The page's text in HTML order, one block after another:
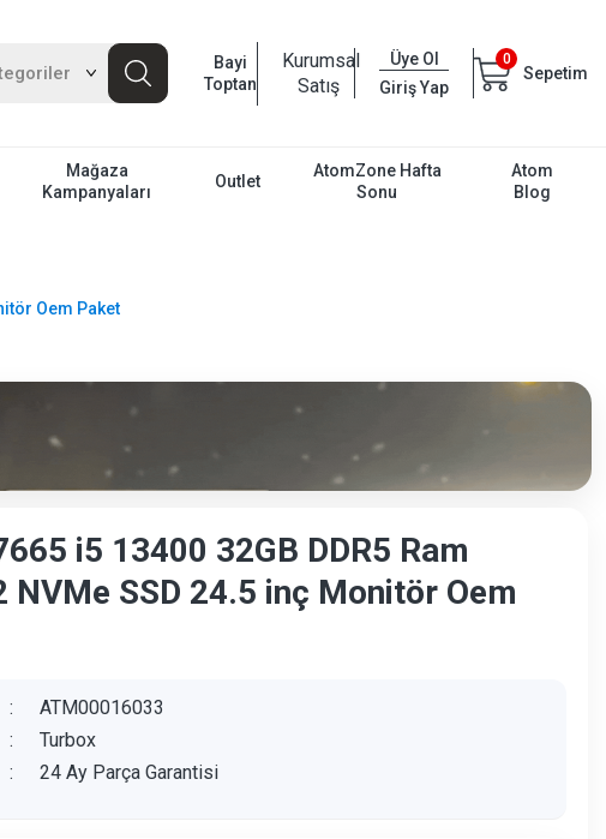
Bayi
Toptan
Kurumsal
Satış
Üye Ol
Giriş Yap
0
Sepetim
Mağaza
Kampanyaları
Outlet
AtomZone Hafta
Sonu
Atom
Blog
Oem Paket
i5 13400 32GB DDR5 Ram
NVMe SSD 24.5 inç Monitör Oem
:
ATM00016033
:
Turbox
: 24 Ay Parça Garantisi